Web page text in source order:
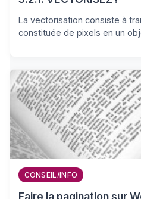
La vectorisation consiste à
constituée de pixels en un
CONSEIL/INFO